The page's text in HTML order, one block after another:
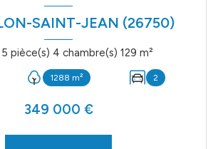
SAINT-JEAN (26750)
Maison 5 pièce(s) 4 chambre(s) 129 m²
1288 m² 2
349 000 €